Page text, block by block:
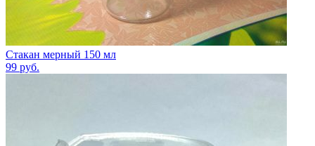
Стакан мерный 150 мл
99 руб.